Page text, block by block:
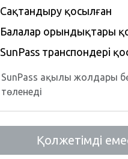
Сақтандыру қосылған
Балалар орындықтары
SunPass транспондері
SunPass ақылы жолдары
төленеді
Қолжетімді